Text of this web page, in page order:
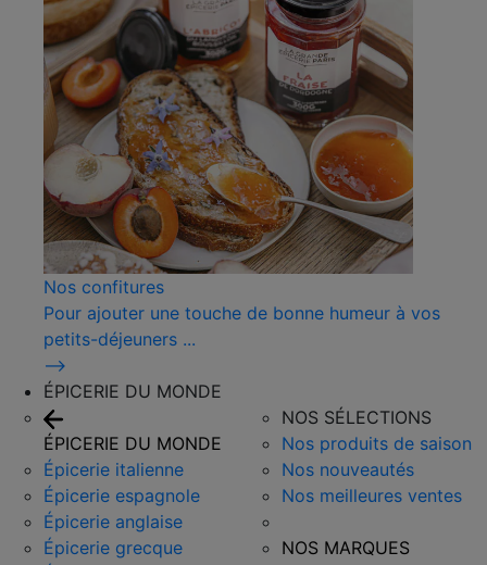
Nos confitures
Pour ajouter une touche de bonne humeur à vos
petits-déjeuners ...
⟶
ÉPICERIE DU MONDE
ÉPICERIE DU MONDE
Épicerie italienne
Épicerie espagnole
Épicerie anglaise
Épicerie grecque
NOS SÉLECTIONS
Nos produits de saison
Nos nouveautés
Nos meilleures ventes
NOS MARQUES